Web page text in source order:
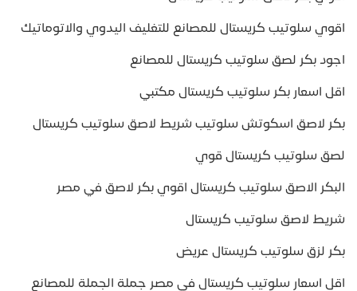
اقوي سلوتيب كريستال للمصانع للتغليف اليدوي والاتوماتيك
اجود بكر لصق سلوتيب كريستال للمصانع
اقل اسعار بكر سلوتيب كريستال مكتبي
بكر لاصق اسكوتش سلوتيب شريط لاصق سلوتيب كريستال
لصق سلوتيب كريستال قوي
البكر الاصق سلوتيب كريستال اقوي بكر لاصق في مصر
شريط لاصق سلوتيب كريستال
بكر لزق سلوتيب كريستال عريض
اقل اسعار سلوتيب كريستال في مصر جملة الجملة للمصانع